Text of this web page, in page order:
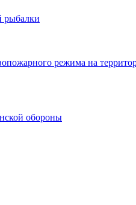
рыбалки
режима на
обороны